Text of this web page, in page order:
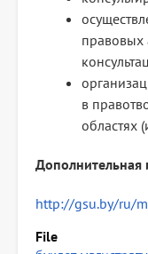
правовых
в
областях
http://gsu.by/ru/
File